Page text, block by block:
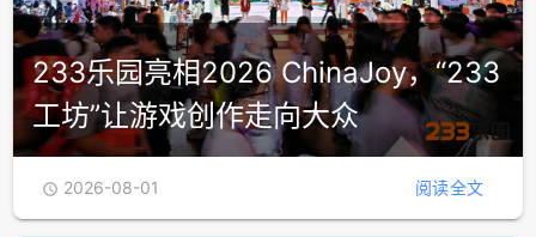
233乐园亮相2026 ChinaJoy，“233
工坊”让游戏创作走向大众
 2026-08-01 阅读全文